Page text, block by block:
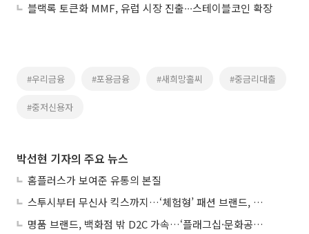
블랙록 토큰화 MMF, 유럽 시장 진출∙∙∙스테이블코인 확장
#우리금융 #포용금융 #새희망홀씨 #중금리대출
#중저신용자
박선현 기자의 주요 뉴스
홈플러스가 보여준 유통의 본질
스투시부터 무신사 킥스까지…‘체험형’ 패션 브랜드, 잇단 제주행
명품 브랜드, 백화점 밖 D2C 가속…‘플래그십·문화공간’ 전략 눈길